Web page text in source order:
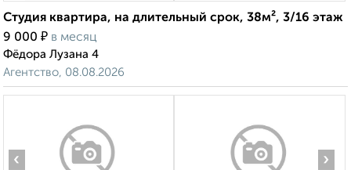
Студия квартира, на длительный срок, 38м², 3/16 этаж
9 000 ₽ в месяц
Фёдора Лузана 4
Агентство, 08.08.2026
‹ ›